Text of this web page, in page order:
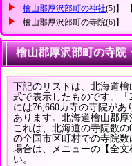
檜山郡厚沢部町の神社(5)】 【
檜山郡厚沢部町の寺院(6)】
檜山郡厚沢部町の寺院
下記のリストは、北海道
式で表示したものです。「
には76,660カ寺の寺院が
あります。北海道檜山郡厚
これは、北海道の寺院数の
の全国市区町村での寺院
場合は、メニューの【全
い。